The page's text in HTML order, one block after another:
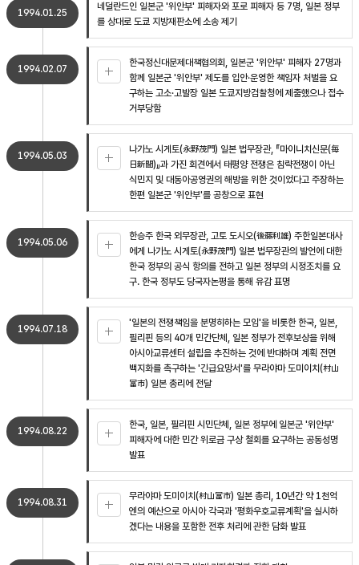
1994.01.25
네덜란드인 일본군 '위안부' 피해자와 포로 피해자 등 7명, 일본 정부
를 상대로 도쿄 지방재판소에 소송 제기
1994.02.07
한국정신대문제대책협의회, 일본군 '위안부' 피해자 27명과
함께 일본군 '위안부' 제도를 입안·운영한 책임자 처벌을 요
구하는 고소·고발장 일본 도쿄지방검찰청에 제출했으나 접수
거부당함
1994.05.03
나가노 시게토(永野茂門) 일본 법무장관, 『마이니치신문(毎
日新聞)』과 가진 회견에서 태평양 전쟁은 침략전쟁이 아닌
식민지 및 대동아공영권의 해방을 위한 것이었다고 주장하는
한편 일본군 '위안부'를 공창으로 표현
1994.05.06
한승주 한국 외무장관, 고토 도시오(後藤利雄) 주한일본대사
에게 나가노 시게토(永野茂門) 일본 법무장관의 발언에 대한
한국 정부의 공식 항의를 전하고 일본 정부의 시정조치를 요
구. 한국 정부도 당국자논평을 통해 유감 표명
1994.07.18
'일본의 전쟁책임을 분명히하는 모임'을 비롯한 한국, 일본,
필리핀 등의 40개 민간단체, 일본 정부가 전후보상을 위해
아시아교류센터 설립을 추진하는 것에 반대하며 계획 전면
백지화를 촉구하는 '긴급요망서'를 무라야마 도미이치(村山
富市) 일본 총리에 전달
1994.08.22
한국, 일본, 필리핀 시민단체, 일본 정부에 일본군 '위안부'
피해자에 대한 민간 위로금 구상 철회를 요구하는 공동성명
발표
1994.08.31
무라야마 도미이치(村山富市) 일본 총리, 10년간 약 1천억
엔의 예산으로 아시아 각국과 '평화우호교류계획'을 실시하
겠다는 내용을 포함한 전후 처리에 관한 담화 발표